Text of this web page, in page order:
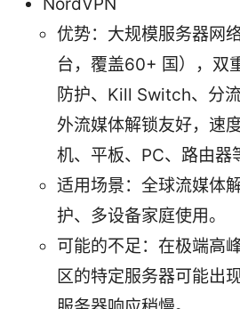
优势：大规模服务器网
台，覆盖60+ 国），双
防护、Kill Switch、分
外流媒体解锁友好，速
机、平板、PC、路由器
适用场景：全球流媒体
护、多设备家庭使用。
可能的不足：在极端高
区的特定服务器可能出